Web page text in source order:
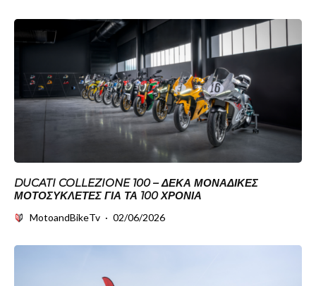
DUCATI COLLEZIONE 100 – ΔΈΚΑ ΜΟΝΑΔΙΚΈΣ
ΜΟΤΟΣΥΚΛΈΤΕΣ ΓΙΑ ΤΑ 100 ΧΡΌΝΙΑ
MotoandBikeTv · 02/06/2026